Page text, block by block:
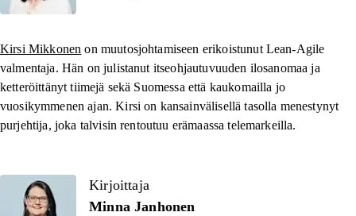
Kirsi Mikkonen on muutosjohtamiseen erikoistunut Lean-Agile
valmentaja. Hän on julistanut itseohjautuvuuden ilosanomaa ja
ketteröittänyt tiimejä sekä Suomessa että kaukomailla jo
vuosikymmenen ajan. Kirsi on kansainvälisellä tasolla menestynyt
purjehtija, joka talvisin rentoutuu erämaassa telemarkeilla.
Kirjoittaja
Minna Janhonen